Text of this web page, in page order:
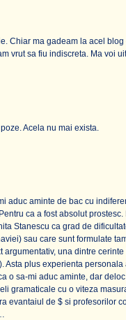
Chiar ma gadeam la acel
vrut sa fiu indiscreta. Ma voi
Acela nu mai exista.
aduc aminte de bac cu
ca a fost absolut
Stanescu ca grad de
sau care sunt formulate
argumentativ, una dintre
Asta plus experienta
o sa-mi aduc aminte, dar
gramaticale cu o viteza
evantaiul de $ si profesorilor